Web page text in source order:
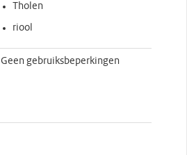
Tholen
riool
Geen gebruiksbeperkingen